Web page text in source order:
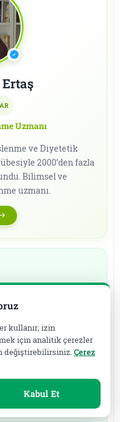
Uzmanı
ve Diyetetik
2000’den fazla
Bilimsel ve
uzmanı.
belirlenir.
kullanır; izin
için analitik çerezler
değiştirebilirsiniz.Çerez
Kabul Et